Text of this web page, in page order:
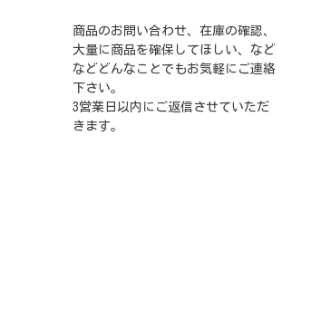
商品のお問い合わせ、在庫の確認、
大量に商品を確保してほしい、など
などどんなことでもお気軽にご連絡
下さい。
3営業日以内にご返信させていただ
きます。